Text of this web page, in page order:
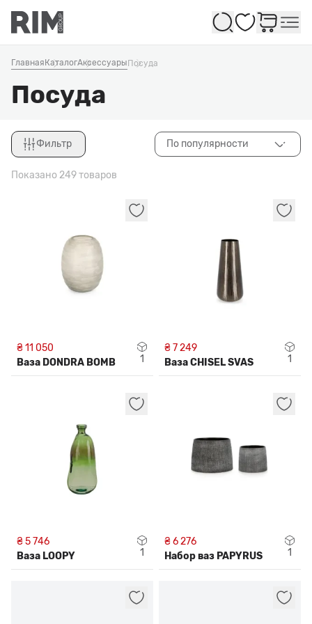
Избранное
Главная КаталогАксессуарыПосуда
Посуда
Фильтр
Закрыть
По популярности
Показано 249 товаров
₴ 11 050
Ваза DONDRA BOMB
1
₴ 7 249
Ваза CHISEL SVAS
1
₴ 5 746
Ваза LOOPY
1
₴ 6 276
Набор ваз PAPYRUS
1